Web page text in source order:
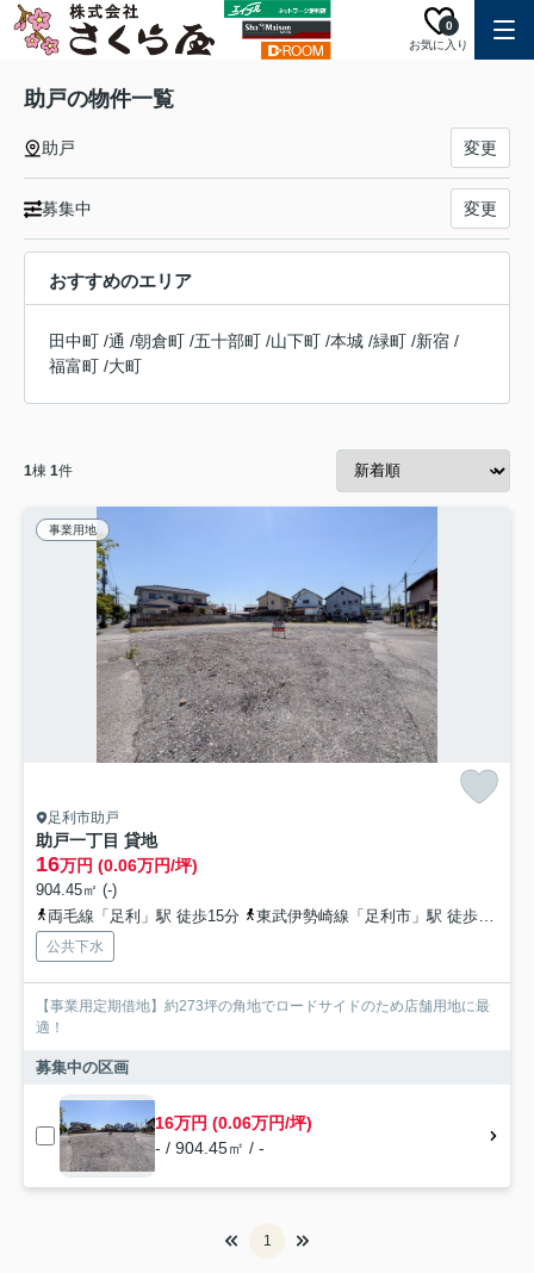
お気に入り
0
助戸の物件一覧
助戸 変更
募集中 変更
おすすめのエリア
田中町 /通 /朝倉町 /五十部町 /山下町 /本城 /緑町 /新宿 /
福富町 /大町
1棟 1件
事業用地
足利市助戸
助戸一丁目 貸地
16万円 (0.06万円/坪)
904.45㎡ (-)
両毛線「足利」駅 徒歩15分
東武伊勢崎線「足利市」駅 徒歩30分
公共下水
【事業用定期借地】約273坪の角地でロードサイドのため店舗用地に最
適！
募集中の区画
16万円 (0.06万円/坪)
- / 904.45㎡ / -
1